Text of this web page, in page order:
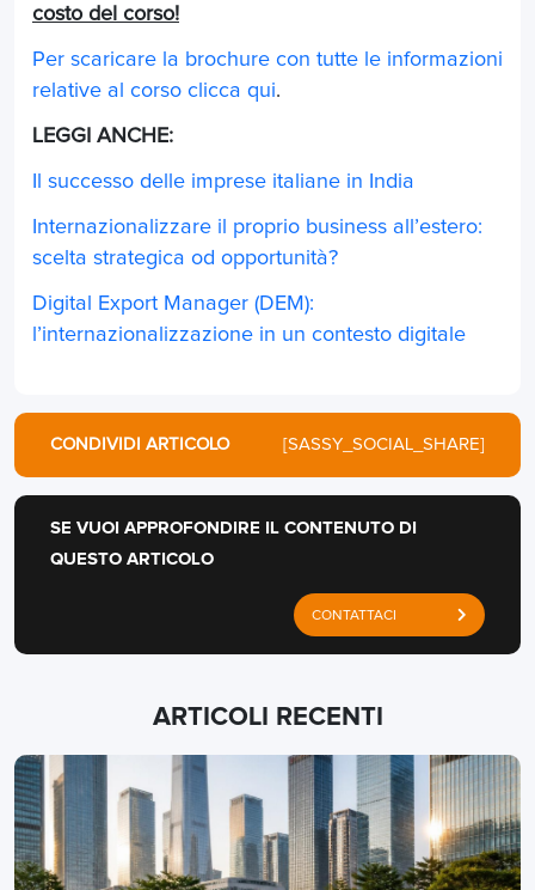
costo del corso!
Per scaricare la brochure con tutte le informazioni
relative al corso clicca qui.
LEGGI ANCHE:
Il successo delle imprese italiane in India
Internazionalizzare il proprio business all’estero:
scelta strategica od opportunità?
Digital Export Manager (DEM):
l’internazionalizzazione in un contesto digitale
CONDIVIDI ARTICOLO [SASSY_SOCIAL_SHARE]
SE VUOI APPROFONDIRE IL CONTENUTO DI
QUESTO ARTICOLO
CONTATTACI
ARTICOLI RECENTI